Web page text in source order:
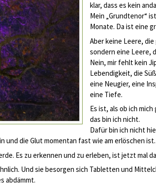
klar, dass es kein
Mein „Grundtenor“
Monate. Da ist eine
Aber keine Leere,
sondern eine Leere,
Nein, mir fehlt kein
Lebendigkeit, die
eine Neugier, eine
eine Tiefe.
Es ist, als ob ich
das bin ich nicht.
Dafür bin ich nicht
und die Glut momentan fast wie am erlöschen ist.
Es zu erkennen und zu erleben, ist jetzt mal
Und sie besorgen sich Tabletten und
abdämmt.